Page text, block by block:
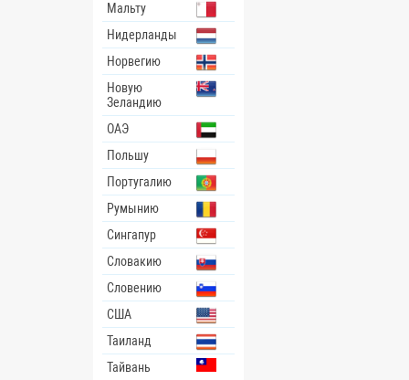
Мальту
Нидерланды
Норвегию
Новую
Зеландию
ОАЭ
Польшу
Португалию
Румынию
Сингапур
Словакию
Словению
США
Таиланд
Тайвань